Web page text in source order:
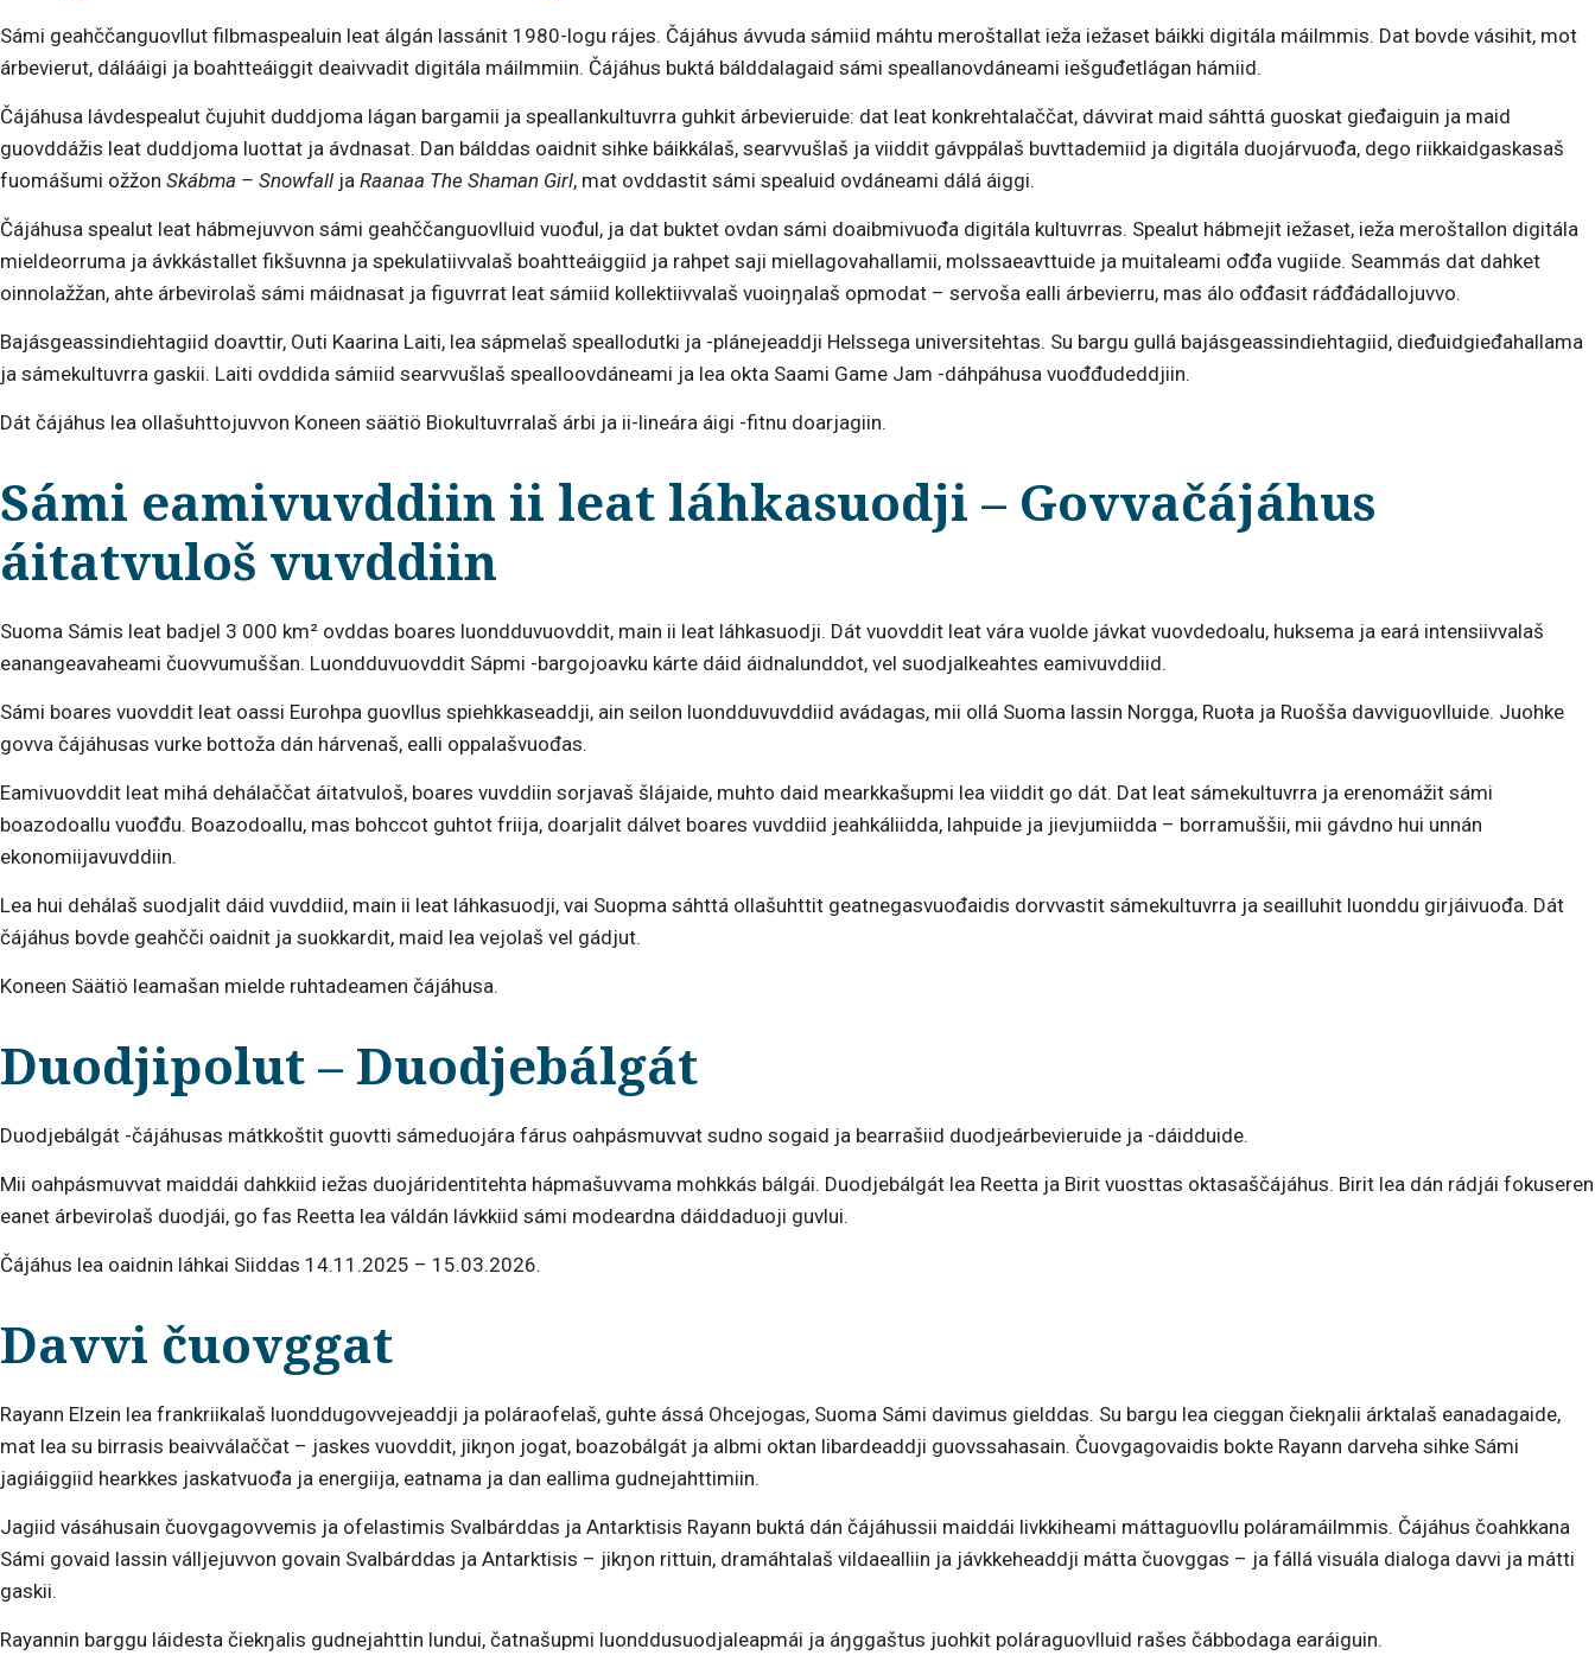
Sámi geahččanguovllut filbmaspealuin leat álgán lassánit 1980-logu rájes. Čájáhus ávvuda sámiid máhtu meroštallat ieža iežaset báikki digitála máilmmis. Dat bovde vásihit, mot
árbevierut, dálááigi ja boahtteáiggit deaivvadit digitála máilmmiin. Čájáhus buktá bálddalagaid sámi speallanovdáneami iešguđetlágan hámiid.
Čájáhusa lávdespealut čujuhit duddjoma lágan bargamii ja speallankultuvrra guhkit árbevieruide: dat leat konkrehtalaččat, dávvirat maid sáhttá guoskat gieđaiguin ja maid
guovddážis leat duddjoma luottat ja ávdnasat. Dan bálddas oaidnit sihke báikkálaš, searvvušlaš ja viiddit gávppálaš buvttademiid ja digitála duojárvuođa, dego riikkaidgaskasaš
fuomášumi ožžon Skábma – Snowfall ja Raanaa The Shaman Girl, mat ovddastit sámi spealuid ovdáneami dálá áiggi.
Čájáhusa spealut leat hábmejuvvon sámi geahččanguovlluid vuođul, ja dat buktet ovdan sámi doaibmivuođa digitála kultuvrras. Spealut hábmejit iežaset, ieža meroštallon digitála
mieldeorruma ja ávkkástallet fikšuvnna ja spekulatiivvalaš boahtteáiggiid ja rahpet saji miellagovahallamii, molssaeavttuide ja muitaleami ođđa vugiide. Seammás dat dahket
oinnolažžan, ahte árbevirolaš sámi máidnasat ja figuvrrat leat sámiid kollektiivvalaš vuoiŋŋalaš opmodat – servoša ealli árbevierru, mas álo ođđasit ráđđádallojuvvo.
Bajásgeassindiehtagiid doavttir, Outi Kaarina Laiti, lea sápmelaš speallodutki ja -plánejeaddji Helssega universitehtas. Su bargu gullá bajásgeassindiehtagiid, dieđuidgieđahallama
ja sámekultuvrra gaskii. Laiti ovddida sámiid searvvušlaš spealloovdáneami ja lea okta Saami Game Jam -dáhpáhusa vuođđudeddjiin.
Dát čájáhus lea ollašuhttojuvvon Koneen säätiö Biokultuvrralaš árbi ja ii-lineára áigi -fitnu doarjagiin.
Sámi eamivuvddiin ii leat láhkasuodji – Govvačájáhus
áitatvuloš vuvddiin
Suoma Sámis leat badjel 3 000 km² ovddas boares luondduvuovddit, main ii leat láhkasuodji. Dát vuovddit leat vára vuolde jávkat vuovdedoalu, huksema ja eará intensiivvalaš
eanangeavaheami čuovvumuššan. Luondduvuovddit Sápmi -bargojoavku kárte dáid áidnalunddot, vel suodjalkeahtes eamivuvddiid.
Sámi boares vuovddit leat oassi Eurohpa guovllus spiehkkaseaddji, ain seilon luondduvuvddiid avádagas, mii ollá Suoma lassin Norgga, Ruoŧa ja Ruošša davviguovlluide. Juohke
govva čájáhusas vurke bottoža dán hárvenaš, ealli oppalašvuođas.
Eamivuovddit leat mihá dehálaččat áitatvuloš, boares vuvddiin sorjavaš šlájaide, muhto daid mearkkašupmi lea viiddit go dát. Dat leat sámekultuvrra ja erenomážit sámi
boazodoallu vuođđu. Boazodoallu, mas bohccot guhtot friija, doarjalit dálvet boares vuvddiid jeahkáliidda, lahpuide ja jievjumiidda – borramuššii, mii gávdno hui unnán
ekonomiijavuvddiin.
Lea hui dehálaš suodjalit dáid vuvddiid, main ii leat láhkasuodji, vai Suopma sáhttá ollašuhttit geatnegasvuođaidis dorvvastit sámekultuvrra ja seailluhit luonddu girjáivuođa. Dát
čájáhus bovde geahčči oaidnit ja suokkardit, maid lea vejolaš vel gádjut.
Koneen Säätiö leamašan mielde ruhtadeamen čájáhusa.
Duodjipolut – Duodjebálgát
Duodjebálgát -čájáhusas mátkkoštit guovtti sámeduojára fárus oahpásmuvvat sudno sogaid ja bearrašiid duodjeárbevieruide ja -dáidduide.
Mii oahpásmuvvat maiddái dahkkiid iežas duojáridentitehta hápmašuvvama mohkkás bálgái. Duodjebálgát lea Reetta ja Birit vuosttas oktasaščájáhus. Birit lea dán rádjái fokuseren
eanet árbevirolaš duodjái, go fas Reetta lea váldán lávkkiid sámi modeardna dáiddaduoji guvlui.
Čájáhus lea oaidnin láhkai Siiddas 14.11.2025 – 15.03.2026.
Davvi čuovggat
Rayann Elzein lea frankriikalaš luonddugovvejeaddji ja poláraofelaš, guhte ássá Ohcejogas, Suoma Sámi davimus gielddas. Su bargu lea cieggan čiekŋalii árktalaš eanadagaide,
mat lea su birrasis beaivválaččat – jaskes vuovddit, jikŋon jogat, boazobálgát ja albmi oktan libardeaddji guovssahasain. Čuovgagovaidis bokte Rayann darveha sihke Sámi
jagiáiggiid hearkkes jaskatvuođa ja energiija, eatnama ja dan eallima gudnejahttimiin.
Jagiid vásáhusain čuovgagovvemis ja ofelastimis Svalbárddas ja Antarktisis Rayann buktá dán čájáhussii maiddái livkkiheami máttaguovllu poláramáilmmis. Čájáhus čoahkkana
Sámi govaid lassin válljejuvvon govain Svalbárddas ja Antarktisis – jikŋon rittuin, dramáhtalaš vildaealliin ja jávkkeheaddji mátta čuovggas – ja fállá visuála dialoga davvi ja mátti
gaskii.
Rayannin barggu láidesta čiekŋalis gudnejahttin lundui, čatnašupmi luonddusuodjaleapmái ja áŋggaštus juohkit poláraguovlluid rašes čábbodaga earáiguin.